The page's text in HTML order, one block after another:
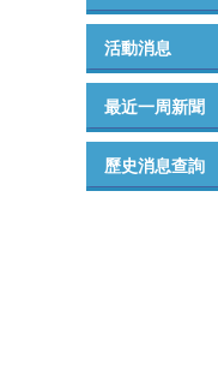
活動消息
最近一周新聞
歷史消息查詢